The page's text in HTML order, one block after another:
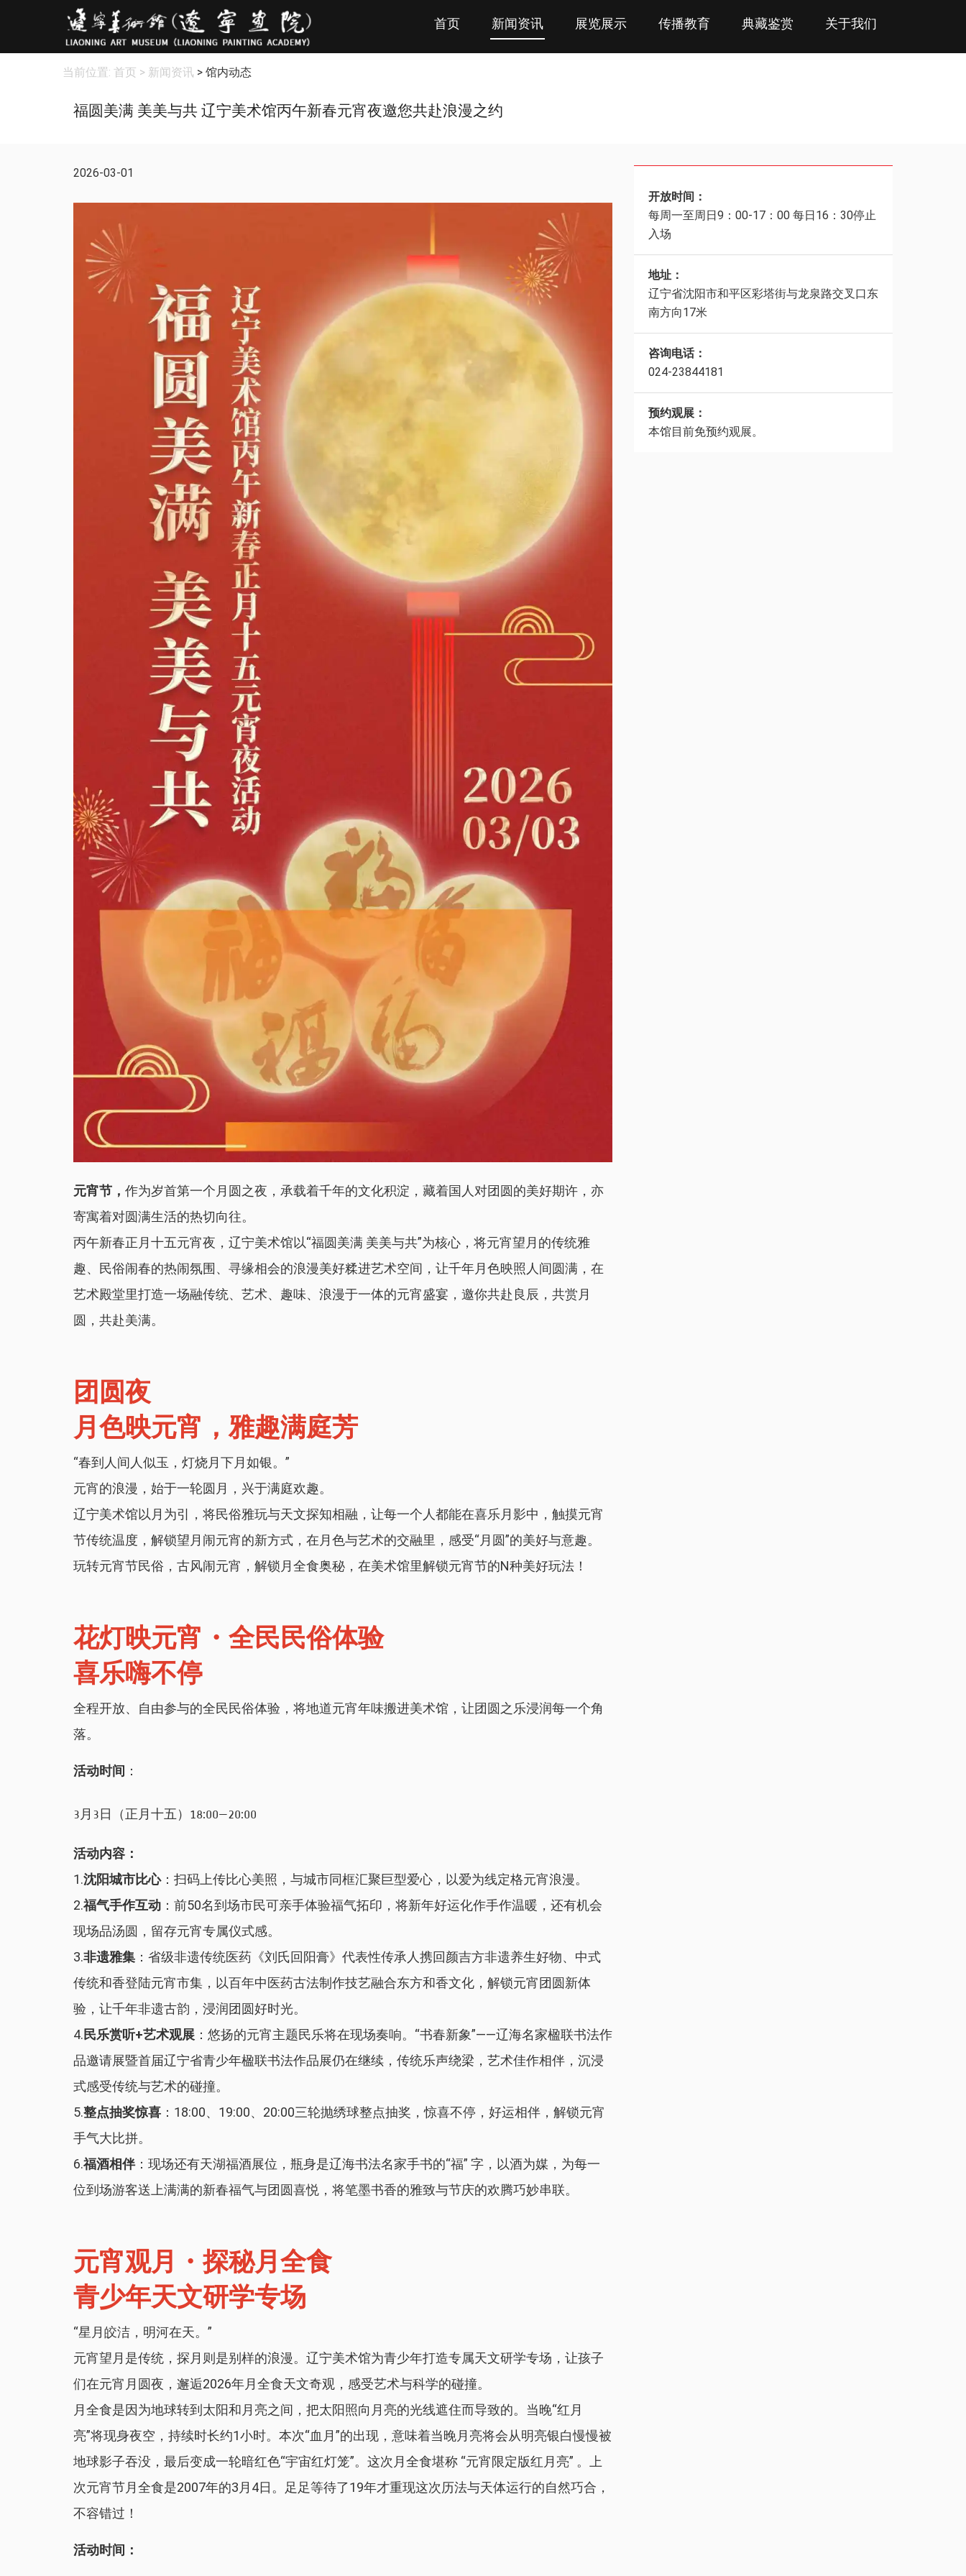
首页 新闻资讯 展览展示 传播教育 典藏鉴赏 关于我们
当前位置: 首页 > 新闻资讯 > 馆内动态
福圆美满 美美与共 辽宁美术馆丙午新春元宵夜邀您共赴浪漫之约
2026-03-01
元宵节， 作为岁首第一个月圆之夜，承载着千年的文化积淀，藏着国人对团圆的美好期许，亦
寄寓着对圆满生活的热切向往。
丙午新春正月十五元宵夜，辽宁美术馆以“福圆美满 美美与共”为核心，将元宵望月的传统雅
趣、民俗闹春的热闹氛围、寻缘相会的浪漫美好糅进艺术空间，让千年月色映照人间圆满，在
艺术殿堂里打造一场融传统、艺术、趣味、浪漫于一体的元宵盛宴，邀你共赴良辰，共赏月
圆，共赴美满。
团圆夜
月色映元宵，雅趣满庭芳
“春到人间人似玉，灯烧月下月如银。”
元宵的浪漫，始于一轮圆月，兴于满庭欢趣。
辽宁美术馆以月为引，将民俗雅玩与天文探知相融，让每一个人都能在喜乐月影中，触摸元宵
节传统温度，解锁望月闹元宵的新方式，在月色与艺术的交融里，感受“月圆”的美好与意趣。
玩转元宵节民俗，古风闹元宵，解锁月全食奥秘，在美术馆里解锁元宵节的N种美好玩法！
花灯映元宵・全民民俗体验
喜乐嗨不停
全程开放、自由参与的全民民俗体验，将地道元宵年味搬进美术馆，让团圆之乐浸润每一个角
落。
活动时间 ：
3月3日（正月十五）18:00—20:00
活动内容：
1.沈阳城市比心：扫码上传比心美照，与城市同框汇聚巨型爱心，以爱为线定格元宵浪漫。
2.福气手作互动 ：前50名到场市民可亲手体验福气拓印，将新年好运化作手作温暖，还有机会
现场品汤圆，留存元宵专属仪式感。
3.非遗雅集 ：省级非遗传统医药《刘氏回阳膏》代表性传承人携回颜吉方非遗养生好物、中式
传统和香登陆元宵市集，以百年中医药古法制作技艺融合东方和香文化，解锁元宵团圆新体
验，让千年非遗古韵，浸润团圆好时光。
4.民乐赏听+艺术观展 ：悠扬的元宵主题民乐将在现场奏响。“书春新象”——辽海名家楹联书法作
品邀请展暨首届辽宁省青少年楹联书法作品展仍在继续，传统乐声绕梁，艺术佳作相伴，沉浸
式感受传统与艺术的碰撞。
5.整点抽奖惊喜 ：18:00、19:00、20:00三轮抛绣球整点抽奖，惊喜不停，好运相伴，解锁元宵
手气大比拼。
6.福酒相伴：现场还有天湖福酒展位，瓶身是辽海书法名家手书的“福” 字，以酒为媒，为每一
位到场游客送上满满的新春福气与团圆喜悦，将笔墨书香的雅致与节庆的欢腾巧妙串联。
元宵观月・探秘月全食
青少年天文研学专场
“星月皎洁，明河在天。”
元宵望月是传统，探月则是别样的浪漫。辽宁美术馆为青少年打造专属天文研学专场，让孩子
们在元宵月圆夜，邂逅2026年月全食天文奇观，感受艺术与科学的碰撞。
月全食是因为地球转到太阳和月亮之间，把太阳照向月亮的光线遮住而导致的。当晚“红月
亮”将现身夜空，持续时长约1小时。本次“血月”的出现，意味着当晚月亮将会从明亮银白慢慢被
地球影子吞没，最后变成一轮暗红色“宇宙红灯笼”。这次月全食堪称 “元宵限定版红月亮” 。上
次元宵节月全食是2007年的3月4日。足足等待了19年才重现这次历法与天体运行的自然巧合，
不容错过！
活动时间：
开放时间：
每周一至周日9：00-17：00 每日16：30停止
入场
地址：
辽宁省沈阳市和平区彩塔街与龙泉路交叉口东
南方向17米
咨询电话：
024-23844181
预约观展：
本馆目前免预约观展。